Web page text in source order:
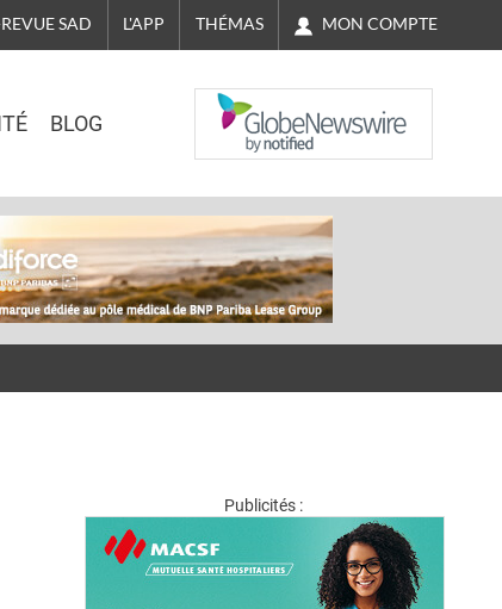
REVUE SAD L'APP THÉMAS MON COMPTE
BLOG
NASDAQ
Publicités :